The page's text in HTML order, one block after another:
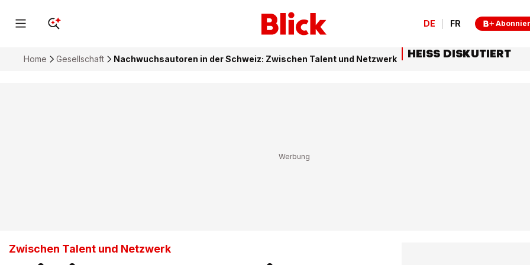
DE FR
Home Gesellschaft Nachwuchsautoren in der Schweiz: Zwischen Talent und Netzwerk
Zwischen Talent und Netzwerk
HEISS DISKUTIERT